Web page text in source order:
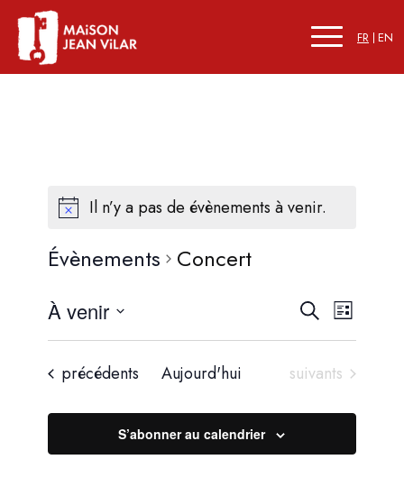
FR EN
Il n’y a pas de évènements à venir.
Évènements Concert
et
de
Recherche
Liste
À venir
Sélectionnez
date.
Évènements
précédents Aujourd'hui Évènements
suivants
S’abonner au calendrier